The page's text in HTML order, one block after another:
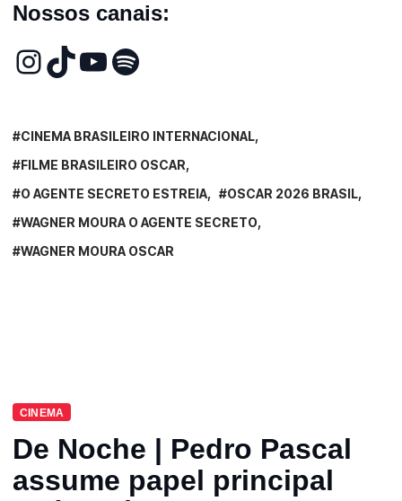
Nossos canais:
CINEMA BRASILEIRO INTERNACIONAL
FILME BRASILEIRO OSCAR
O AGENTE SECRETO ESTREIA
OSCAR 2026 BRASIL
WAGNER MOURA O AGENTE SECRETO
WAGNER MOURA OSCAR
De Noche | Pedro Pascal
assume papel principal
CINEMA